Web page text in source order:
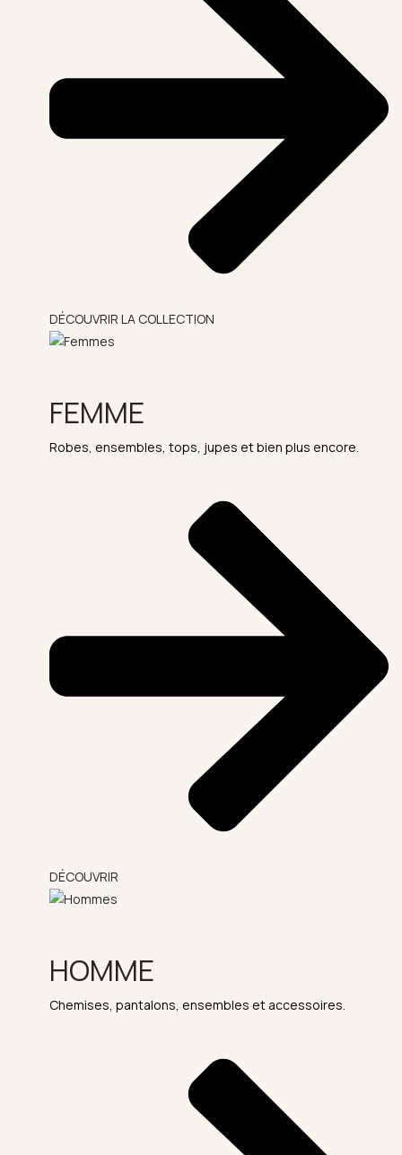
DÉCOUVRIR LA COLLECTION
FEMME
Robes, ensembles, tops, jupes et bien plus encore.
DÉCOUVRIR
HOMME
Chemises, pantalons, ensembles et accessoires.